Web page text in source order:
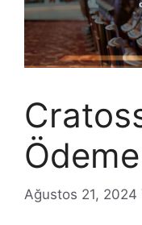
Ağustos 21, 2024